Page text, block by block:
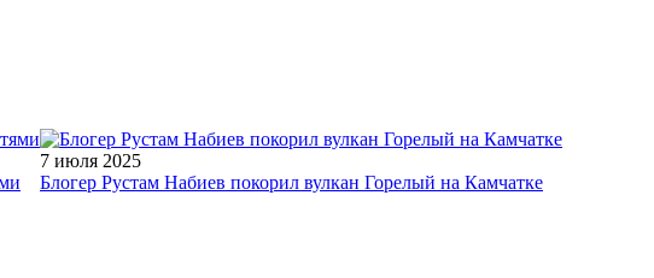
7 июля 2025
Блогер Рустам Набиев покорил вулкан Горелый на Камчатке